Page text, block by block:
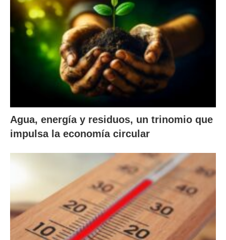
Agua, energía y residuos, un trinomio que
impulsa la economía circular